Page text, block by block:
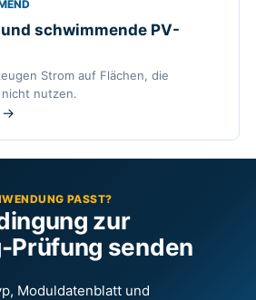
schwimmende PV-
Strom auf Flächen, die
nicht nutzen.
→
PASST?
zur
Prüfung senden
Moduldatenblatt und